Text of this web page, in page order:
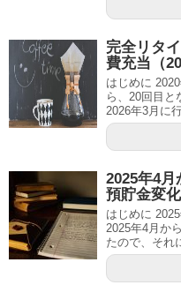
完全リタ
費充当（
はじめに
ら、20回目と
2026年3月に
2025年4
預貯金変化
はじめに
2025年4月か
たので、それ